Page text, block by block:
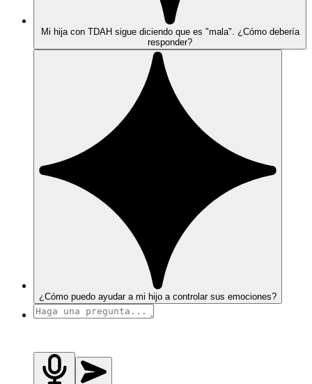
Mi hija con TDAH sigue diciendo que es "mala". ¿Cómo debería
responder?
¿Cómo puedo ayudar a mi hijo a controlar sus emociones?